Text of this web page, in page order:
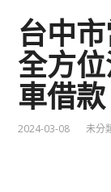
台中
全方
車借款
2024-03-08 未分